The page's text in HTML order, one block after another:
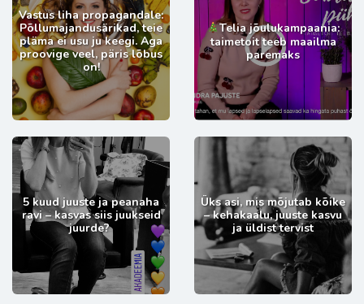
Vastus liha propagandale:
Põllumajandusärikad, teie
pläma ei usu ju keegi. Aga
proovige veel, päris lõbus
on!
Telia jõulukampaania:
taimetoit teeb maailma
paremaks
5 kuud juuste ja peanaha
ravi – kasvas siis juukseid
juurde?
Üks asi, mis mõjutab kõike
– kehakaalu, juuste kasvu
ja üldist tervist